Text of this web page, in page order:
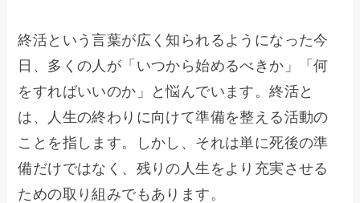
終活という言葉が広く知られるようになった今
日、多くの人が「いつから始めるべきか」「何
をすればいいのか」と悩んでいます。終活と
は、人生の終わりに向けて準備を整える活動の
ことを指します。しかし、それは単に死後の準
備だけではなく、残りの人生をより充実させる
ための取り組みでもあります。